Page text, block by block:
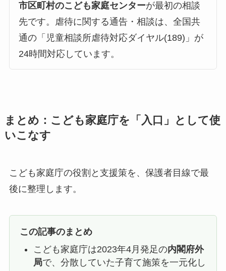
市区町村のこども家庭センターが最初の相談
先です。虐待に関する通告・相談は、全国共
通の「児童相談所虐待対応ダイヤル(189)」が
24時間対応しています。
まとめ：こども家庭庁を「入口」として使
いこなす
こども家庭庁の役割と支援策を、保護者目線で最
後に整理します。
この記事のまとめ
こども家庭庁は2023年4月発足の内閣府外
局で、分散していた子育て施策を一元化し